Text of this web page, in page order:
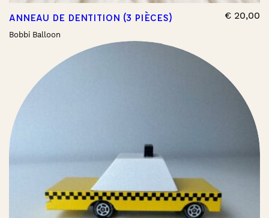
ANNEAU DE DENTITION (3 PIÈCES)
Bobbi Balloon
€ 20,00